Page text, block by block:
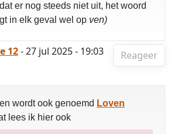
er nog steeds niet uit, het woord
in elk geval wel op ven)
Reageer
12- 27 jul 2025 - 19:03
wordt ook genoemd Loven
lees ik hier ook